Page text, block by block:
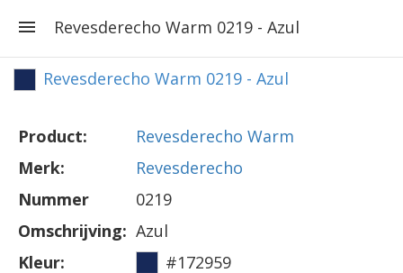
Revesderecho Warm 0219 - Azul
Revesderecho Warm 0219 - Azul
Product:
Revesderecho Warm
Merk:
Revesderecho
Nummer
0219
Omschrijving: Azul
Kleur:
#172959